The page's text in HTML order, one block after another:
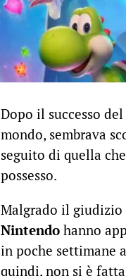
Dopo il successo
mondo, sembrava
seguito di quella
possesso.
Malgrado il
Nintendo hanno
in poche settimane
quindi, non si è